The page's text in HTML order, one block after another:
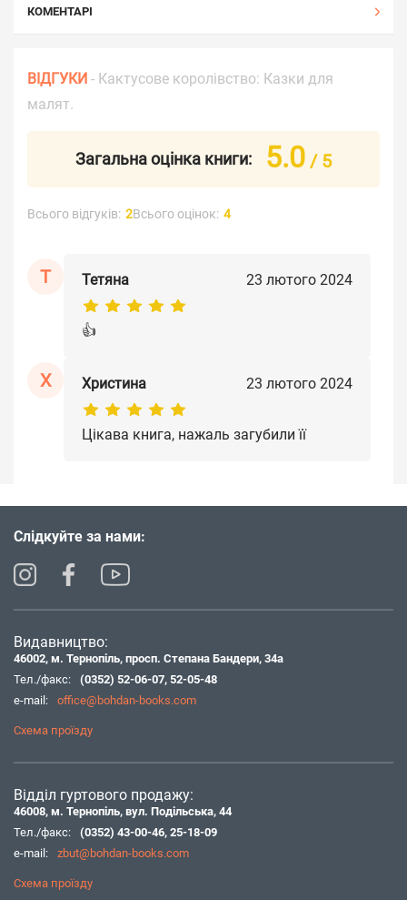
КОМЕНТАРІ
ВІДГУКИ - Кактусове королівство: Казки для
малят.
Загальна оцінка книги: 5.0 / 5
Всього відгуків: 2Всього оцінок: 4
Т Тетяна 23 лютого 2024
👍
Х Христина 23 лютого 2024
Цікава книга, нажаль загубили її
Слідкуйте за нами:
Видавництво:
46002, м. Тернопіль, просп. Степана Бандери, 34а
Тел./факс:
(0352) 52-06-07, 52-05-48
e-mail:
office@bohdan-books.com
Схема проїзду
Відділ гуртового продажу:
46008, м. Тернопіль, вул. Подільська, 44
Тел./факс:
(0352) 43-00-46, 25-18-09
e-mail:
zbut@bohdan-books.com
Схема проїзду